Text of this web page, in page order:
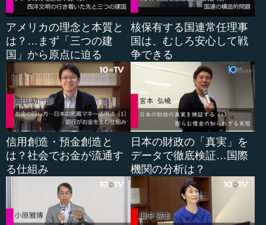
これを違った観点から見たものがこの図（図２／実質Ｇ
ＤＰ：２０１２Ｑ１からの累積変化率）になります。同じ
ように実質ＧＤＰの図ですが、対前期比の変化率ではなく
て、２０１２年の第１四半期から、累積でどれほどＧＤＰ
が増えたかを四半期ごとに書いています。例えば、２０１
２年第４四半期は、２０１２年第１四半期に比べてＧＤＰ
が下がっていることを意味しています。そのように見る
と、２０１３年第１四半期から元の水準に戻って、２０１
４年第１四半期には３年前に比べてかなりＧＤＰが増えて
いたことが分かります。しかしその後、一度増えたものが
急速に縮み、２０１４年第３四半期はほとんどゼロになっ
ています。つまり、ここで３年前と同水準に戻ったので
す。
次の第４四半期は少し伸びましたが、明らかに１パーセ
ントに達していません。つまり、３年間でＧＤＰは０．６
アメリカの理念と本質と
は？…まず「三つの建
国」から原点に迫る
核保有する国連常任理事
国は、むしろ安心して戦
争できる
信用創造・預金創造と
は？社会でお金が流通す
る仕組み
日本の財政の「真実」を
データで徹底検証…国際
機関の分析は？